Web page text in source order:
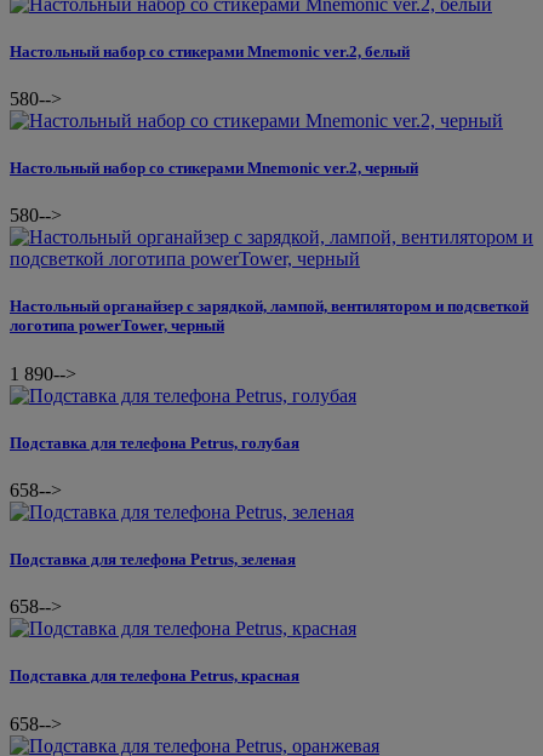
Настольный набор со стикерами Mnemonic ver.2, белый
580-->
Настольный набор со стикерами Mnemonic ver.2, черный
580-->
Настольный органайзер с зарядкой, лампой, вентилятором и подсветкой
логотипа powerTower, черный
1 890-->
Подставка для телефона Petrus, голубая
658-->
Подставка для телефона Petrus, зеленая
658-->
Подставка для телефона Petrus, красная
658-->